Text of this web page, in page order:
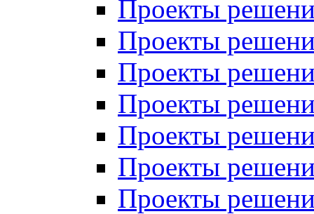
Проекты
Проекты
Проекты
Проекты
Проекты
Проекты
Проекты